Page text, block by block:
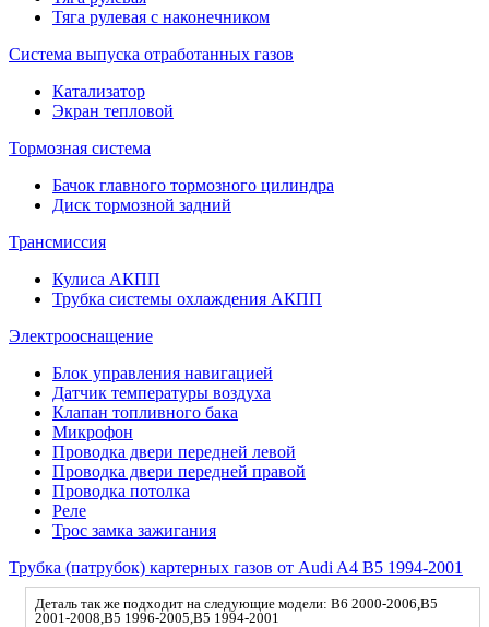
Тяга рулевая с наконечником
Система выпуска отработанных газов
Катализатор
Экран тепловой
Тормозная система
Бачок главного тормозного цилиндра
Диск тормозной задний
Трансмиссия
Кулиса АКПП
Трубка системы охлаждения АКПП
Электрооснащение
Блок управления навигацией
Датчик температуры воздуха
Клапан топливного бака
Микрофон
Проводка двери передней левой
Проводка двери передней правой
Проводка потолка
Реле
Трос замка зажигания
Трубка (патрубок) картерных газов от Audi A4 B5 1994-2001
Деталь так же подходит на следующие модели: B6 2000-2006,B5
2001-2008,B5 1996-2005,B5 1994-2001